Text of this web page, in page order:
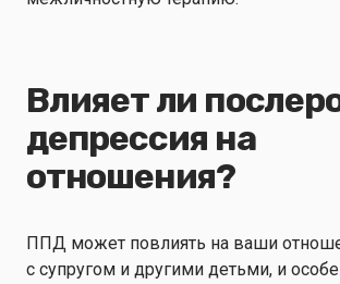
Влияет ли
депрессия на
отношения?
ППД может повлиять на ваши
с супругом и другими детьми, и